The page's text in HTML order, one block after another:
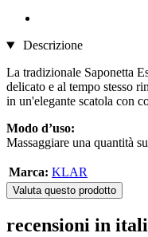
Descrizione
La tradizionale Saponetta
delicato e al tempo stesso
in un'elegante scatola con
Modo d’uso:
Massaggiare una quantità
Marca: KLAR
Valuta questo prodotto
recensioni in